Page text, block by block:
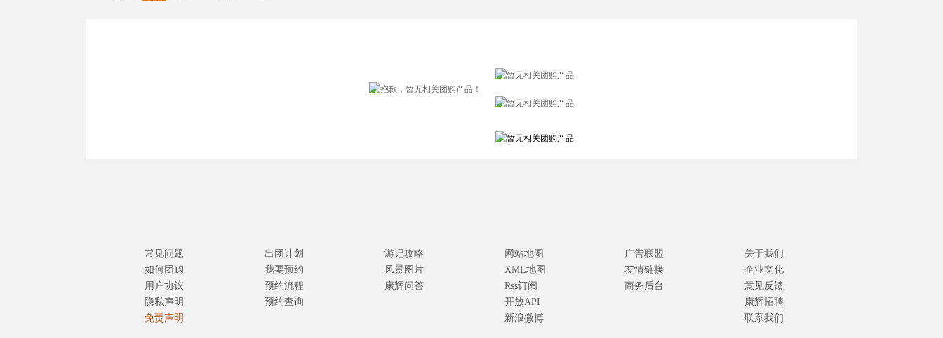
常见问题
如何团购
用户协议
隐私声明
免责声明
出团计划
我要预约
预约流程
预约查询
游记攻略
风景图片
康辉问答
网站地图
XML地图
Rss订阅
开放API
新浪微博
广告联盟
友情链接
商务后台
关于我们
企业文化
意见反馈
康辉招聘
联系我们